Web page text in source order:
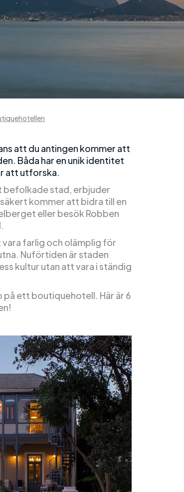
att du antingen kommer att
Båda har en unik identitet
att utforska.
befolkade stad, erbjuder
kommer att bidra till en
eller besök Robben
vara farlig och olämplig för
Nuförtiden är staden
kultur utan att vara i ständig
ett boutiquehotell. Här är 6